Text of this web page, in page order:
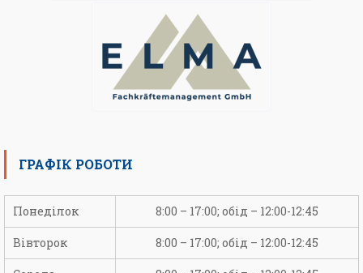
ГРАФІК РОБОТИ
Понеділок 8:00 – 17:00; обід – 12:00-12:45
Вівторок 8:00 – 17:00; обід – 12:00-12:45